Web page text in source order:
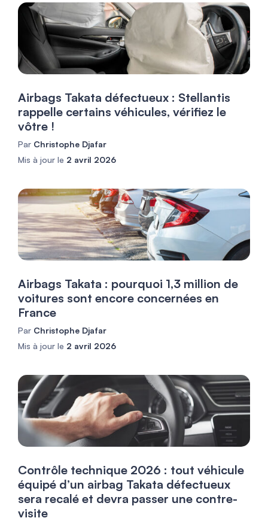
Airbags Takata défectueux : Stellantis
rappelle certains véhicules, vérifiez le
vôtre !
Par Christophe Djafar
Mis à jour le 2 avril 2026
Airbags Takata : pourquoi 1,3 million de
voitures sont encore concernées en
France
Par Christophe Djafar
Mis à jour le 2 avril 2026
Contrôle technique 2026 : tout véhicule
équipé d’un airbag Takata défectueux
sera recalé et devra passer une contre-
visite